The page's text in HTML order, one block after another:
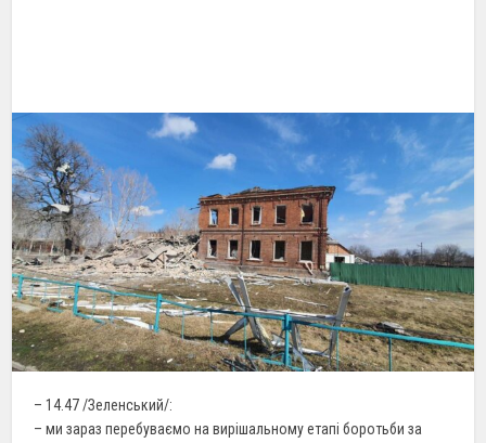
– 14.47 /Зеленський/:
– ми зараз перебуваємо на вирішальному етапі боротьби за